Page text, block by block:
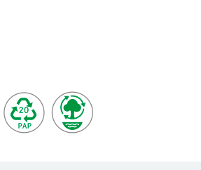
ist zu 100% klimaneutral